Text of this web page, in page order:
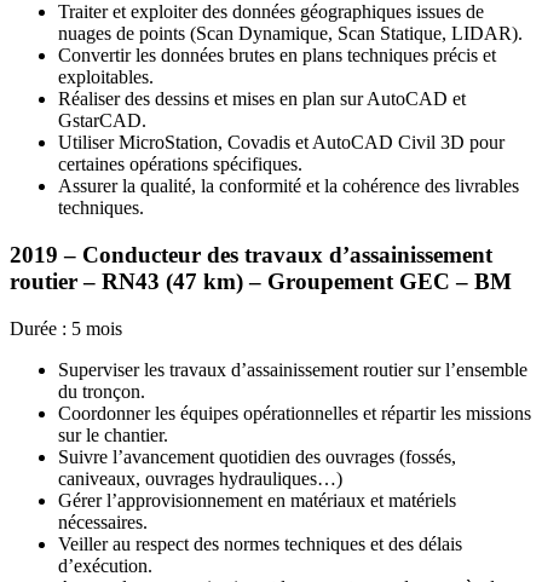
Traiter et exploiter des données géographiques issues de
nuages de points (Scan Dynamique, Scan Statique, LIDAR).
Convertir les données brutes en plans techniques précis et
exploitables.
Réaliser des dessins et mises en plan sur AutoCAD et
GstarCAD.
Utiliser MicroStation, Covadis et AutoCAD Civil 3D pour
certaines opérations spécifiques.
Assurer la qualité, la conformité et la cohérence des livrables
techniques.
2019 – Conducteur des travaux d’assainissement
routier – RN43 (47 km) – Groupement GEC – BM
Durée : 5 mois
Superviser les travaux d’assainissement routier sur l’ensemble
du tronçon.
Coordonner les équipes opérationnelles et répartir les missions
sur le chantier.
Suivre l’avancement quotidien des ouvrages (fossés,
caniveaux, ouvrages hydrauliques…)
Gérer l’approvisionnement en matériaux et matériels
nécessaires.
Veiller au respect des normes techniques et des délais
d’exécution.